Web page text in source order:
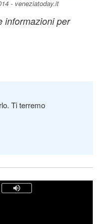
- veneziatoday.it
informazioni per
Ti terremo